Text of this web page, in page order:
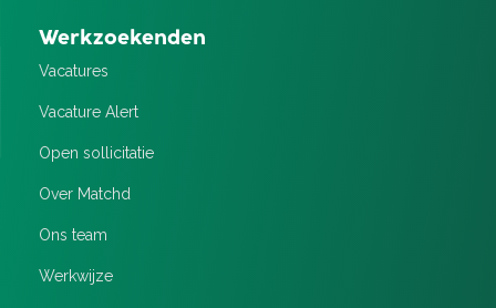
Werkzoekenden
Vacatures
Vacature Alert
Open sollicitatie
Over Matchd
Ons team
Werkwijze